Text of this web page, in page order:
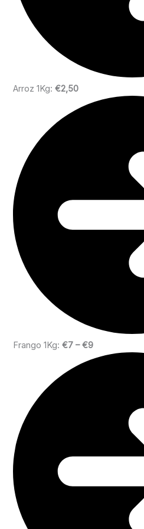
Arroz 1Kg:€2,50
Frango 1Kg:€7 – €9